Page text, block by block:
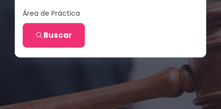
Área de Práctica
Buscar